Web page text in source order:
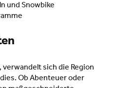
und Snowbike
verwandelt sich die Region
Ob Abenteuer oder